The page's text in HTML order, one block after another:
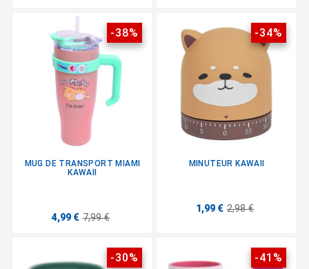
-38%
MUG DE TRANSPORT MIAMI
KAWAII
4,99 € 7,99 €
-34%
MINUTEUR KAWAII
1,99 € 2,98 €
-30% -41%